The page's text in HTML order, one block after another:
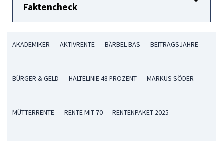
Faktencheck
AKADEMIKER AKTIVRENTE BÄRBEL BAS BEITRAGSJAHRE
BÜRGER & GELD HALTELINIE 48 PROZENT MARKUS SÖDER
MÜTTERRENTE RENTE MIT 70 RENTENPAKET 2025